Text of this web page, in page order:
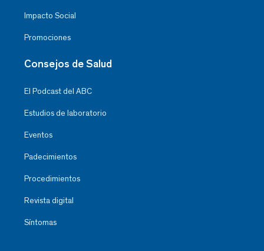
Impacto Social
Promociones
Consejos de Salud
El Podcast del ABC
Estudios de laboratorio
Eventos
Padecimientos
Procedimientos
Revista digital
Síntomas